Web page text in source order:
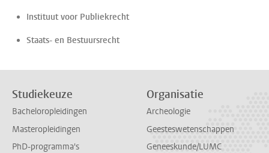
Instituut voor Publiekrecht
Staats- en Bestuursrecht
Studiekeuze
Bacheloropleidingen
Masteropleidingen
PhD-programma's
Organisatie
Archeologie
Geesteswetenschappen
Geneeskunde/LUMC